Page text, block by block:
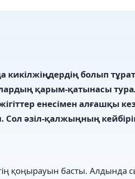
кикілжіңдердің болып
қарым-қатынасы
енесімен алғашқы
әзіл-қалжыңның
қоңырауын басты. Алдында